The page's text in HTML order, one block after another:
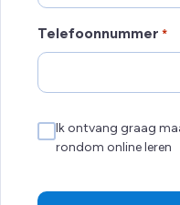
Telefoonnummer *
Nieuwsbrief
Ik ontvang graag
rondom online leren